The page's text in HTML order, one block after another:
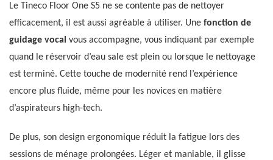
Le Tineco Floor One S5 ne se contente pas de nettoyer
efficacement, il est aussi agréable à utiliser. Une fonction de
guidage vocal vous accompagne, vous indiquant par exemple
quand le réservoir d’eau sale est plein ou lorsque le nettoyage
est terminé. Cette touche de modernité rend l’expérience
encore plus fluide, même pour les novices en matière
d’aspirateurs high-tech.
De plus, son design ergonomique réduit la fatigue lors des
sessions de ménage prolongées. Léger et maniable, il glisse